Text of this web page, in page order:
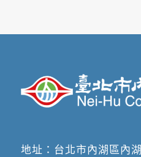
地址： 台北市內湖區內